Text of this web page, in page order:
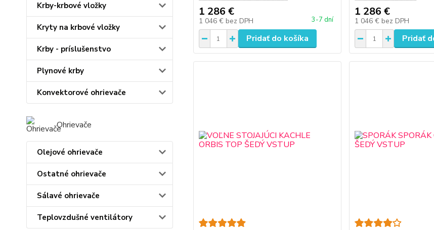
Krby-krbové vložky
Kryty na krbové vložky
Krby - príslušenstvo
Plynové krby
Konvektorové ohrievače
Ohrievače
Olejové ohrievače
Ostatné ohrievače
Sálavé ohrievače
Teplovzdušné ventilátory
1 286 €
1 046 € bez DPH 3-7 dní
Pridať do košíka
1 286 €
1 046 € bez DPH
Pridať